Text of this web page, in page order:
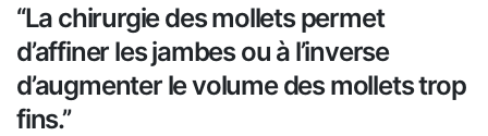
‘‘La chirurgie des mollets permet
d’affiner les jambes ou à l’inverse
d’augmenter le volume des mollets trop
fins.’’